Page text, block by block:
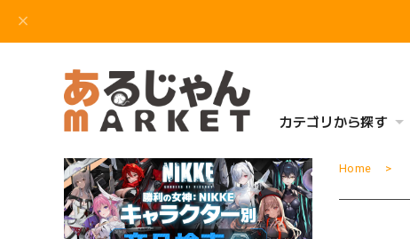
カテゴリから探す
Home